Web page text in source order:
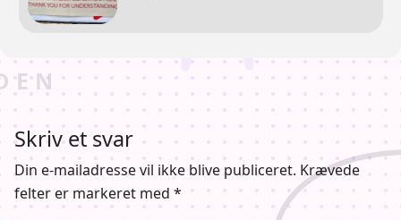
Skriv et svar
Din e-mailadresse vil ikke blive publiceret. Krævede
felter er markeret med *